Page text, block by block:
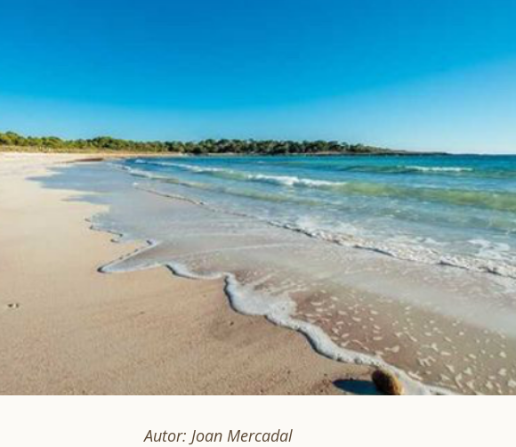
Autor: Joan Mercadal